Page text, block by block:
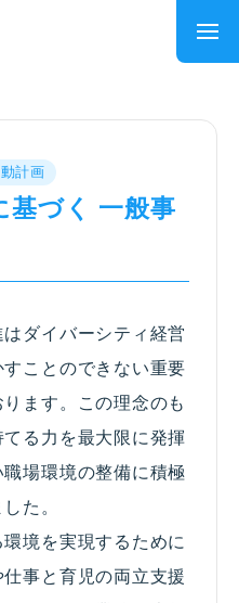
計画
基づく 一般事
ダイバーシティ経営
ことのできない重要
ます。この理念のも
る力を最大限に発揮
場環境の整備に積極
た。
境を実現するために
事と育児の両立支援